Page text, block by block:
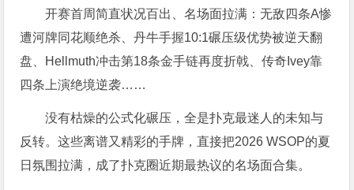
开赛首周简直状况百出、名场面拉满：无敌四条A惨
遭河牌同花顺绝杀、丹牛手握10:1碾压级优势被逆天翻
盘、Hellmuth冲击第18条金手链再度折戟、传奇Ivey靠
四条上演绝境逆袭……
没有枯燥的公式化碾压，全是扑克最迷人的未知与
反转。这些离谱又精彩的手牌，直接把2026 WSOP的夏
日氛围拉满，成了扑克圈近期最热议的名场面合集。